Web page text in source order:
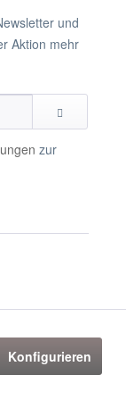
und
Aktion mehr
zur
Konfigurieren